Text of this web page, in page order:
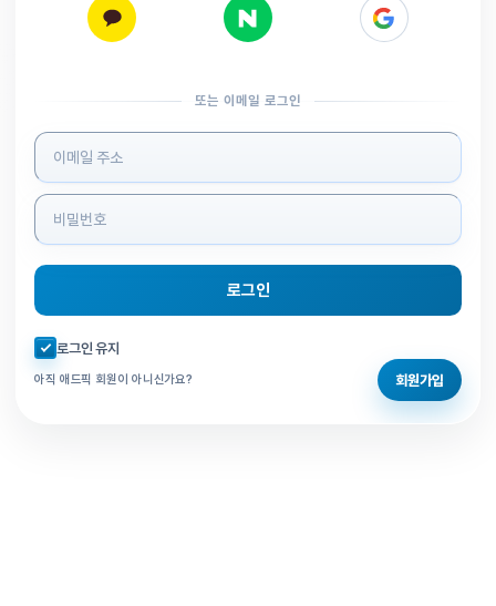
또는 이메일 로그인
로그인 정보 입력
로그인
자동로그인 체크
로그인 유지
아직 애드픽 회원이 아니신가요? 회원가입